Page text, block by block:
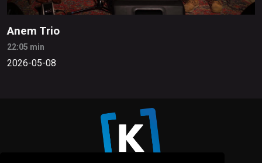
Anem Trio
22:05 min
2026-05-08